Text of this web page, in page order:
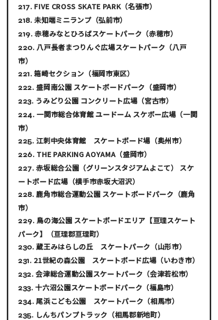
FIVE CROSS SKATE PARK（名張市）
未知端ミニランプ（弘前市）
赤穂みなとひろばスケートパーク （赤穂市）
八戸長者まつりんぐ広場スケートパーク （八戸
市）
箱崎セクション （福岡市東区）
盛岡南公園 スケートボードパーク （盛岡市）
うみどり公園 コンクリート広場 （宮古市）
一関市総合体育館 ユードーム スケボー広場 （一関
市）
江刺中央体育館 スケートボード場 （奥州市）
THE PARKING AOYAMA（盛岡市）
赤坂総合公園（グリーンスタジアムよこて） スケ
ートボード広場 （横手市赤坂大沼沢）
鹿角市総合運動公園 スケートボードパーク （鹿角
市）
鳥の海公園 スケートボードエリア【亘理スケート
パーク】
（亘理郡亘理町）
蔵王みはらしの丘 スケートパーク （山形市）
21世紀の森公園 スケートボード広場 （いわき市）
会津総合運動公園スケートパーク （会津若松市）
十六沼公園スケートボードパーク （福島市）
尾浜こども公園 スケートパーク （相馬市）
しんちパンプトラック （相馬郡新地町）